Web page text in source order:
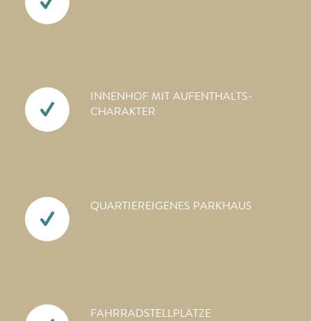
INNENHOF MIT AUFENTHALTS­
CHARAKTER
QUARTIEREIGENES PARKHAUS
FAHRRAD­STELLPLÄTZE